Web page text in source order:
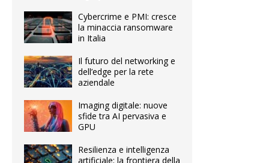
Cybercrime e PMI: cresce
la minaccia ransomware
in Italia
Il futuro del networking e
dell’edge per la rete
aziendale
Imaging digitale: nuove
sfide tra AI pervasiva e
GPU
Resilienza e intelligenza
artificiale: la frontiera della